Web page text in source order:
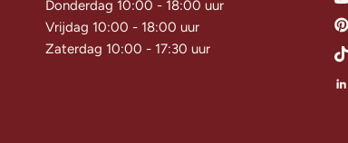
Donderdag 10:00 - 18:00 uur
Vrijdag 10:00 - 18:00 uur
Zaterdag 10:00 - 17:30 uur